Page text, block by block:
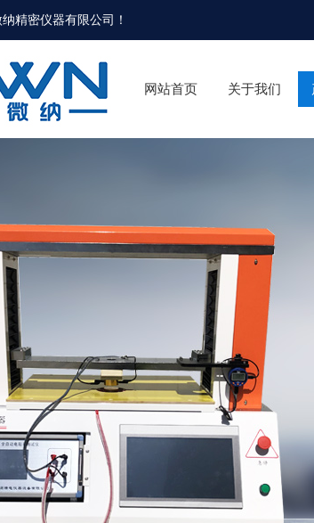
精密仪器有限公司！
网站首页 关于我们